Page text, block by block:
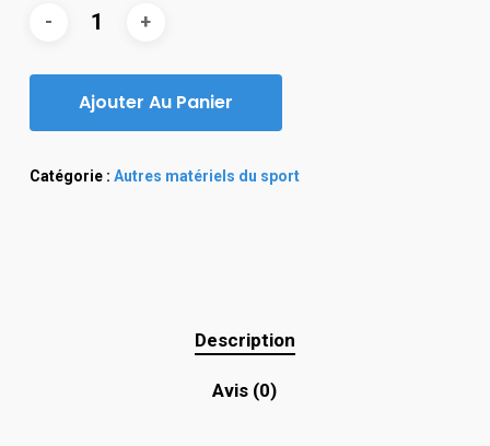
Ajouter Au Panier
Catégorie : Autres matériels du sport
Description
Avis (0)